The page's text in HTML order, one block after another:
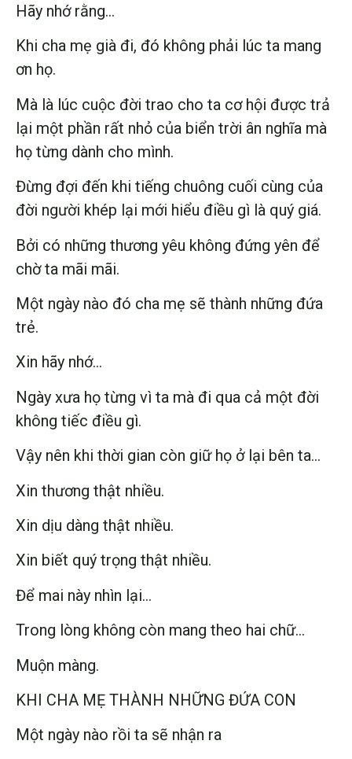
Hãy nhớ rằng…
Khi cha mẹ già đi, đó không phải lúc ta mang
ơn họ.
Mà là lúc cuộc đời trao cho ta cơ hội được trả
lại một phần rất nhỏ của biển trời ân nghĩa mà
họ từng dành cho mình.
Đừng đợi đến khi tiếng chuông cuối cùng của
đời người khép lại mới hiểu điều gì là quý giá.
Bởi có những thương yêu không đứng yên để
chờ ta mãi mãi.
Một ngày nào đó cha mẹ sẽ thành những đứa
trẻ.
Xin hãy nhớ…
Ngày xưa họ từng vì ta mà đi qua cả một đời
không tiếc điều gì.
Vậy nên khi thời gian còn giữ họ ở lại bên ta…
Xin thương thật nhiều.
Xin dịu dàng thật nhiều.
Xin biết quý trọng thật nhiều.
Để mai này nhìn lại…
Trong lòng không còn mang theo hai chữ…
Muộn màng.
KHI CHA MẸ THÀNH NHỮNG ĐỨA CON
Một ngày nào rồi ta sẽ nhận ra